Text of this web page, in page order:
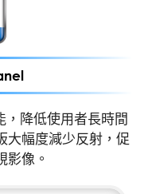
，降低使用者長時間
大幅度減少反射，促
影像。